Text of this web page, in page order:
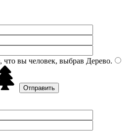
вы человек, выбрав Дерево.